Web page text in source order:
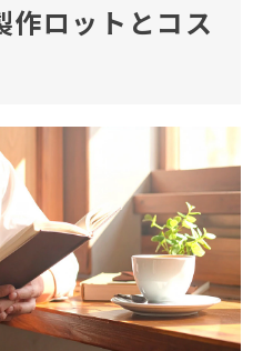
作ロットとコス